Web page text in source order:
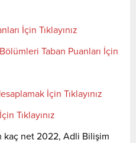
İçin Tıklayınız
Taban Puanları İçin
İçin Tıklayınız
Tıklayınız
net 2022, Adli Bilişim